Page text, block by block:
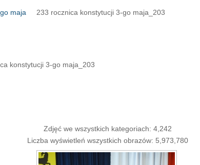
maja 233 rocznica konstytucji 3-go maja_203
konstytucji 3-go maja_203
Zdjęć we wszystkich kategoriach: 4,242
Liczba wyświetleń wszystkich obrazów: 5,973,780